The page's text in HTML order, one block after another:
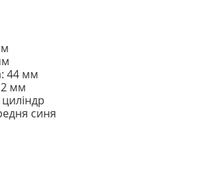
44 мм
2 мм
синя